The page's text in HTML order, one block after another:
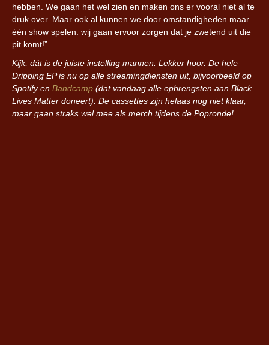
hebben. We gaan het wel zien en maken ons er vooral niet al te
druk over. Maar ook al kunnen we door omstandigheden maar
één show spelen: wij gaan ervoor zorgen dat je zwetend uit die
pit komt!”
Kijk, dát is de juiste instelling mannen. Lekker hoor. De hele
Dripping EP is nu op alle streamingdiensten uit, bijvoorbeeld op
Spotify en Bandcamp (dat vandaag alle opbrengsten aan Black
Lives Matter doneert). De cassettes zijn helaas nog niet klaar,
maar gaan straks wel mee als merch tijdens de Popronde!